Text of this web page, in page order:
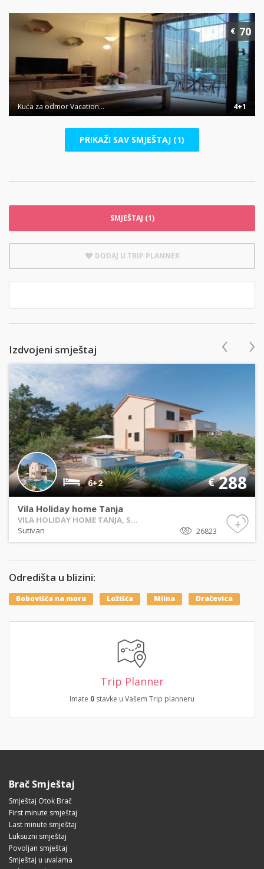
Kuća za odmor Vacation... 4+1
€ 70
PRIKAŽI SAV SMJEŠTAJ (1)
SMJEŠTAJ (1)
DODAJ U TRIP PLANNER
Izdvojeni smještaj
6+2 €288
Vila Holiday home Tanja
VILA HOLIDAY HOME TANJA, S...
26823
Sutivan +
‹ ›
Odredišta u blizini:
Bobovišća na moru Ložišća Milna Dračevica
Trip Planner
Imate 0 stavke u Vašem Trip planneru
Brač Smještaj
Smještaj Otok Brač
First minute smještaj
Last minute smještaj
Luksuzni smještaj
Povoljan smještaj
Smještaj u uvalama